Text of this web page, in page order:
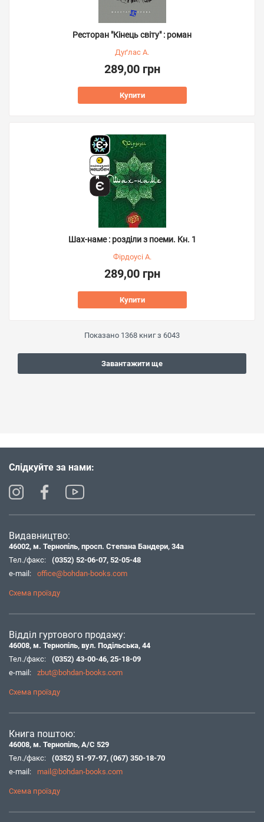
Ресторан "Кінець світу" : роман
Дуґлас А.
289,00 грн
Купити
Шах-наме : розділи з поеми. Кн. 1
Фірдоусі А.
289,00 грн
Купити
Показано 1368 книг з 6043
Завантажити ще
Слідкуйте за нами:
Видавництво:
46002, м. Тернопіль, просп. Степана Бандери, 34а
Тел./факс:
(0352) 52-06-07, 52-05-48
e-mail:
office@bohdan-books.com
Схема проїзду
Відділ гуртового продажу:
46008, м. Тернопіль, вул. Подільська, 44
Тел./факс:
(0352) 43-00-46, 25-18-09
e-mail:
zbut@bohdan-books.com
Схема проїзду
Книга поштою:
46008, м. Тернопіль, А/С 529
Тел./факс:
(0352) 51-97-97, (067) 350-18-70
e-mail:
mail@bohdan-books.com
Схема проїзду